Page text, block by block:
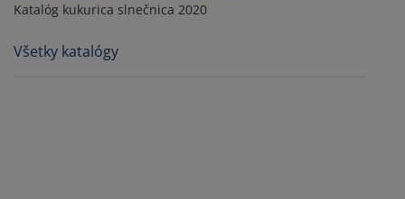
Katalóg kukurica slnečnica 2020
Všetky katalógy